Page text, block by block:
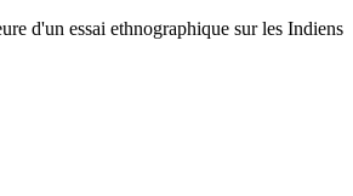
d'un essai ethnographique sur les Indiens